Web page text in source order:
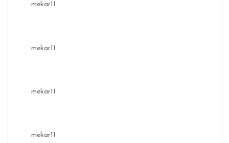
mekar11
mekar11
mekar11
mekar11